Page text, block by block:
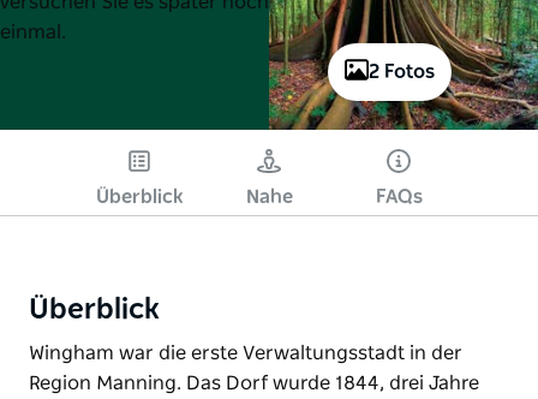
2 Fotos
einmal.
Überblick Nahe FAQs
Überblick
Wingham war die erste Verwaltungsstadt in der
Region Manning. Das Dorf wurde 1844, drei Jahre